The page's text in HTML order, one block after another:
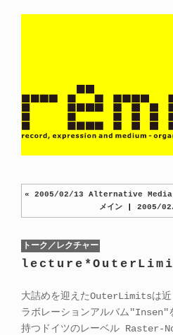
« 2005/02/13 Alternative Media
メイン
2005/
トーク／レクチャー
大詰めを迎えたOuterLimitsは近
ラボレーションアルバム"Insen"
持つドイツのレーベル Raster-